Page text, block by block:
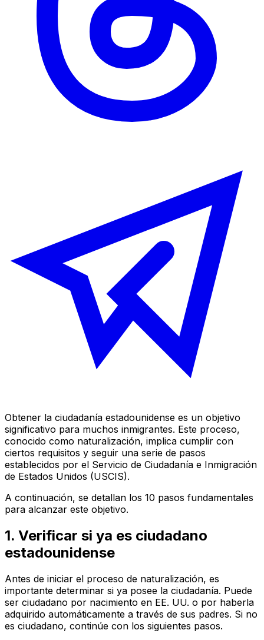
Obtener la ciudadanía estadounidense es un objetivo
significativo para muchos inmigrantes. Este proceso,
conocido como naturalización, implica cumplir con
ciertos requisitos y seguir una serie de pasos
establecidos por el Servicio de Ciudadanía e Inmigración
de Estados Unidos (USCIS).
A continuación, se detallan los 10 pasos fundamentales
para alcanzar este objetivo.
1. Verificar si ya es ciudadano
estadounidense
Antes de iniciar el proceso de naturalización, es
importante determinar si ya posee la ciudadanía. Puede
ser ciudadano por nacimiento en EE. UU. o por haberla
adquirido automáticamente a través de sus padres. Si no
es ciudadano, continúe con los siguientes pasos.